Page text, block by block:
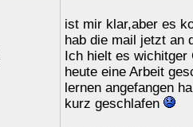
ist mir klar,aber es
hab die mail jetzt an
Ich hielt es wichitger
heute eine Arbeit
lernen angefangen
kurz geschlafen